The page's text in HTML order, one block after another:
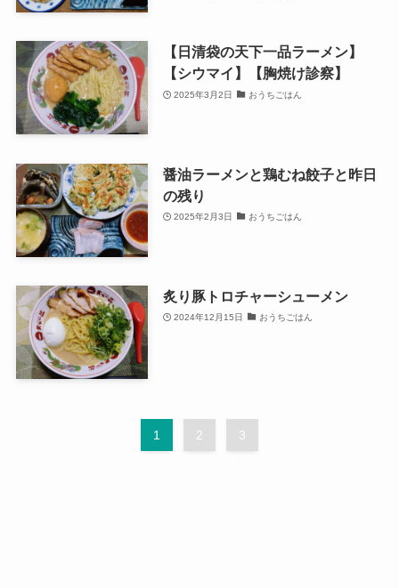
【日清袋の天下一品ラーメン】
【シウマイ】【胸焼け診察】
2025年3月2日 おうちごはん
醤油ラーメンと鶏むね餃子と昨日
の残り
2025年2月3日 おうちごはん
炙り豚トロチャーシューメン
2024年12月15日 おうちごはん
1 2 3